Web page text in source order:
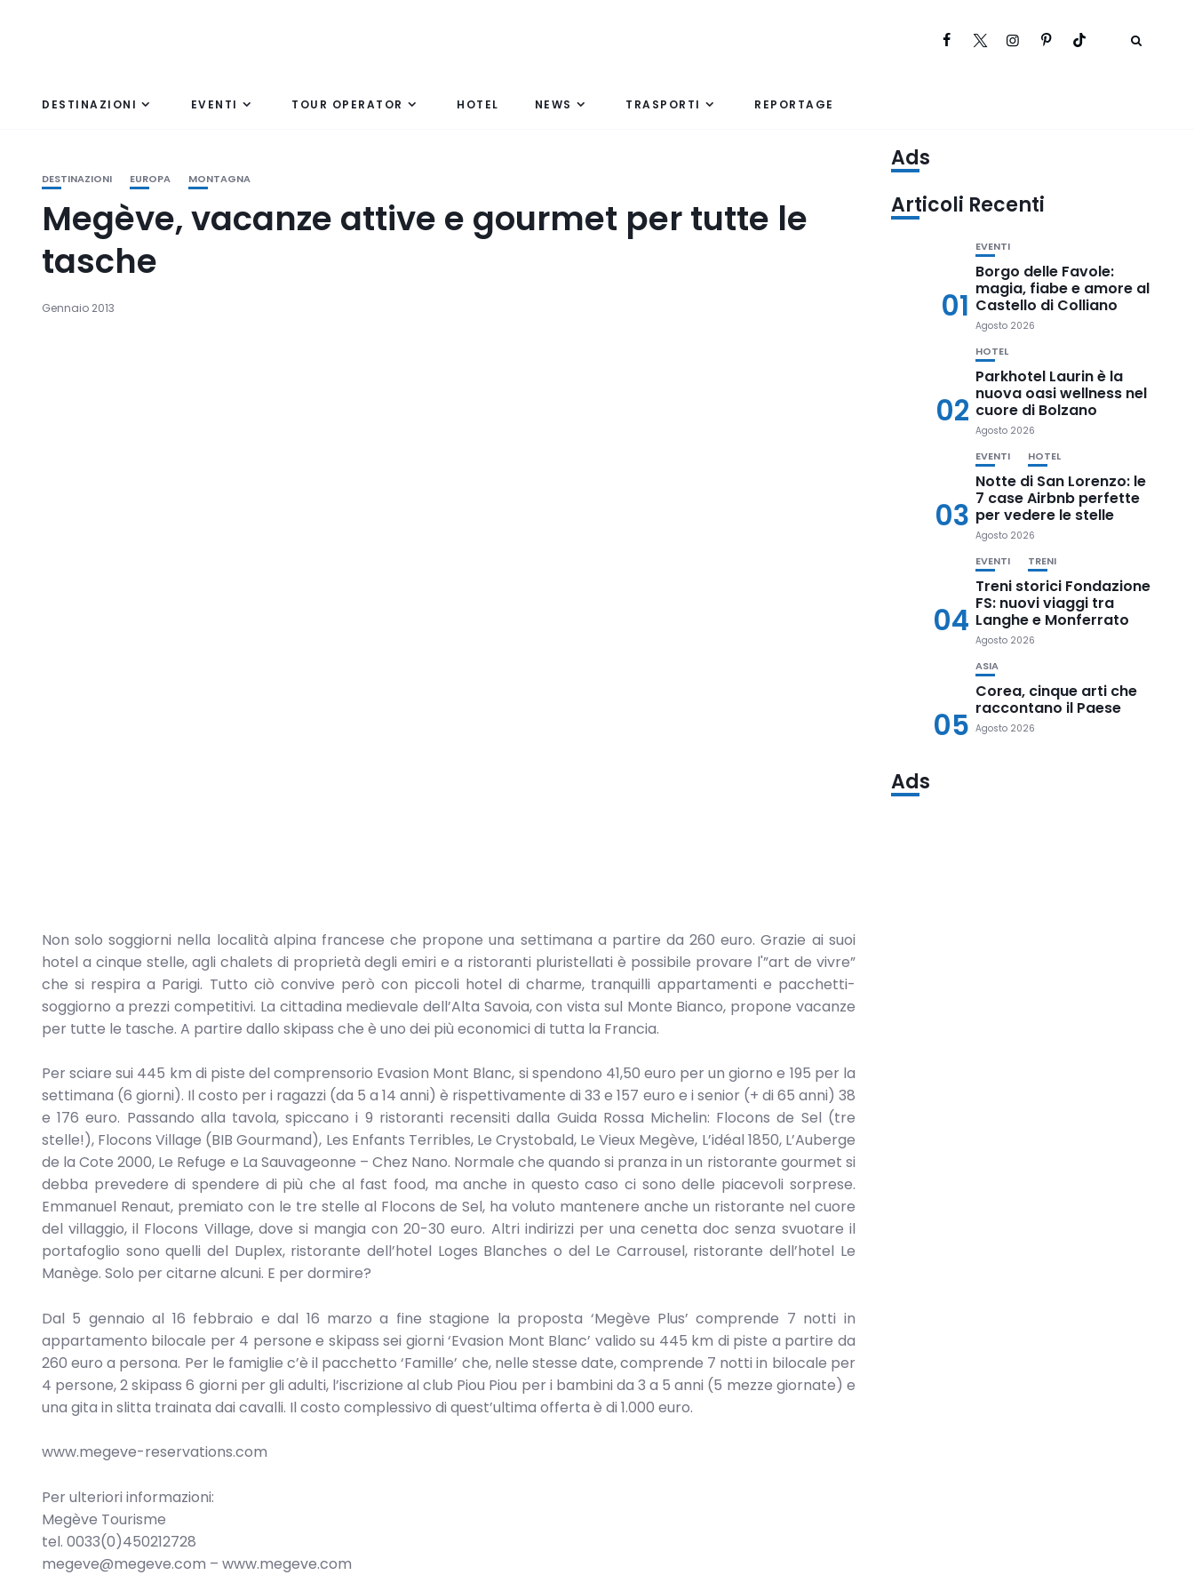
DESTINAZIONI EVENTI TOUR OPERATOR HOTEL NEWS TRASPORTI REPORTAGE
DESTINAZIONI EUROPA MONTAGNA
Megève, vacanze attive e gourmet per tutte le
tasche
Gennaio 2013
Non solo soggiorni nella località alpina francese che propone una settimana a partire da 260 euro. Grazie ai suoi
hotel a cinque stelle, agli chalets di proprietà degli emiri e a ristoranti pluristellati è possibile provare l'”art de vivre”
che si respira a Parigi. Tutto ciò convive però con piccoli hotel di charme, tranquilli appartamenti e pacchetti-
soggiorno a prezzi competitivi. La cittadina medievale dell’Alta Savoia, con vista sul Monte Bianco, propone vacanze
per tutte le tasche. A partire dallo skipass che è uno dei più economici di tutta la Francia.
Per sciare sui 445 km di piste del comprensorio Evasion Mont Blanc, si spendono 41,50 euro per un giorno e 195 per la
settimana (6 giorni). Il costo per i ragazzi (da 5 a 14 anni) è rispettivamente di 33 e 157 euro e i senior (+ di 65 anni) 38
e 176 euro. Passando alla tavola, spiccano i 9 ristoranti recensiti dalla Guida Rossa Michelin: Flocons de Sel (tre
stelle!), Flocons Village (BIB Gourmand), Les Enfants Terribles, Le Crystobald, Le Vieux Megève, L’idéal 1850, L’Auberge
de la Cote 2000, Le Refuge e La Sauvageonne – Chez Nano. Normale che quando si pranza in un ristorante gourmet si
debba prevedere di spendere di più che al fast food, ma anche in questo caso ci sono delle piacevoli sorprese.
Emmanuel Renaut, premiato con le tre stelle al Flocons de Sel, ha voluto mantenere anche un ristorante nel cuore
del villaggio, il Flocons Village, dove si mangia con 20-30 euro. Altri indirizzi per una cenetta doc senza svuotare il
portafoglio sono quelli del Duplex, ristorante dell’hotel Loges Blanches o del Le Carrousel, ristorante dell’hotel Le
Manège. Solo per citarne alcuni. E per dormire?
Dal 5 gennaio al 16 febbraio e dal 16 marzo a fine stagione la proposta ‘Megève Plus’ comprende 7 notti in
appartamento bilocale per 4 persone e skipass sei giorni ‘Evasion Mont Blanc’ valido su 445 km di piste a partire da
260 euro a persona. Per le famiglie c’è il pacchetto ‘Famille’ che, nelle stesse date, comprende 7 notti in bilocale per
4 persone, 2 skipass 6 giorni per gli adulti, l’iscrizione al club Piou Piou per i bambini da 3 a 5 anni (5 mezze giornate) e
una gita in slitta trainata dai cavalli. Il costo complessivo di quest’ultima offerta è di 1.000 euro.
www.megeve-reservations.com
Per ulteriori informazioni:
Megève Tourisme
tel. 0033(0)450212728
megeve@megeve.com – www.megeve.com
Ads
Articoli Recenti
01
EVENTI
Borgo delle Favole:
magia, fiabe e amore al
Castello di Colliano
Agosto 2026
02
HOTEL
Parkhotel Laurin è la
nuova oasi wellness nel
cuore di Bolzano
Agosto 2026
03
EVENTI HOTEL
Notte di San Lorenzo: le
7 case Airbnb perfette
per vedere le stelle
Agosto 2026
04
EVENTI TRENI
Treni storici Fondazione
FS: nuovi viaggi tra
Langhe e Monferrato
Agosto 2026
05
ASIA
Corea, cinque arti che
raccontano il Paese
Agosto 2026
Ads